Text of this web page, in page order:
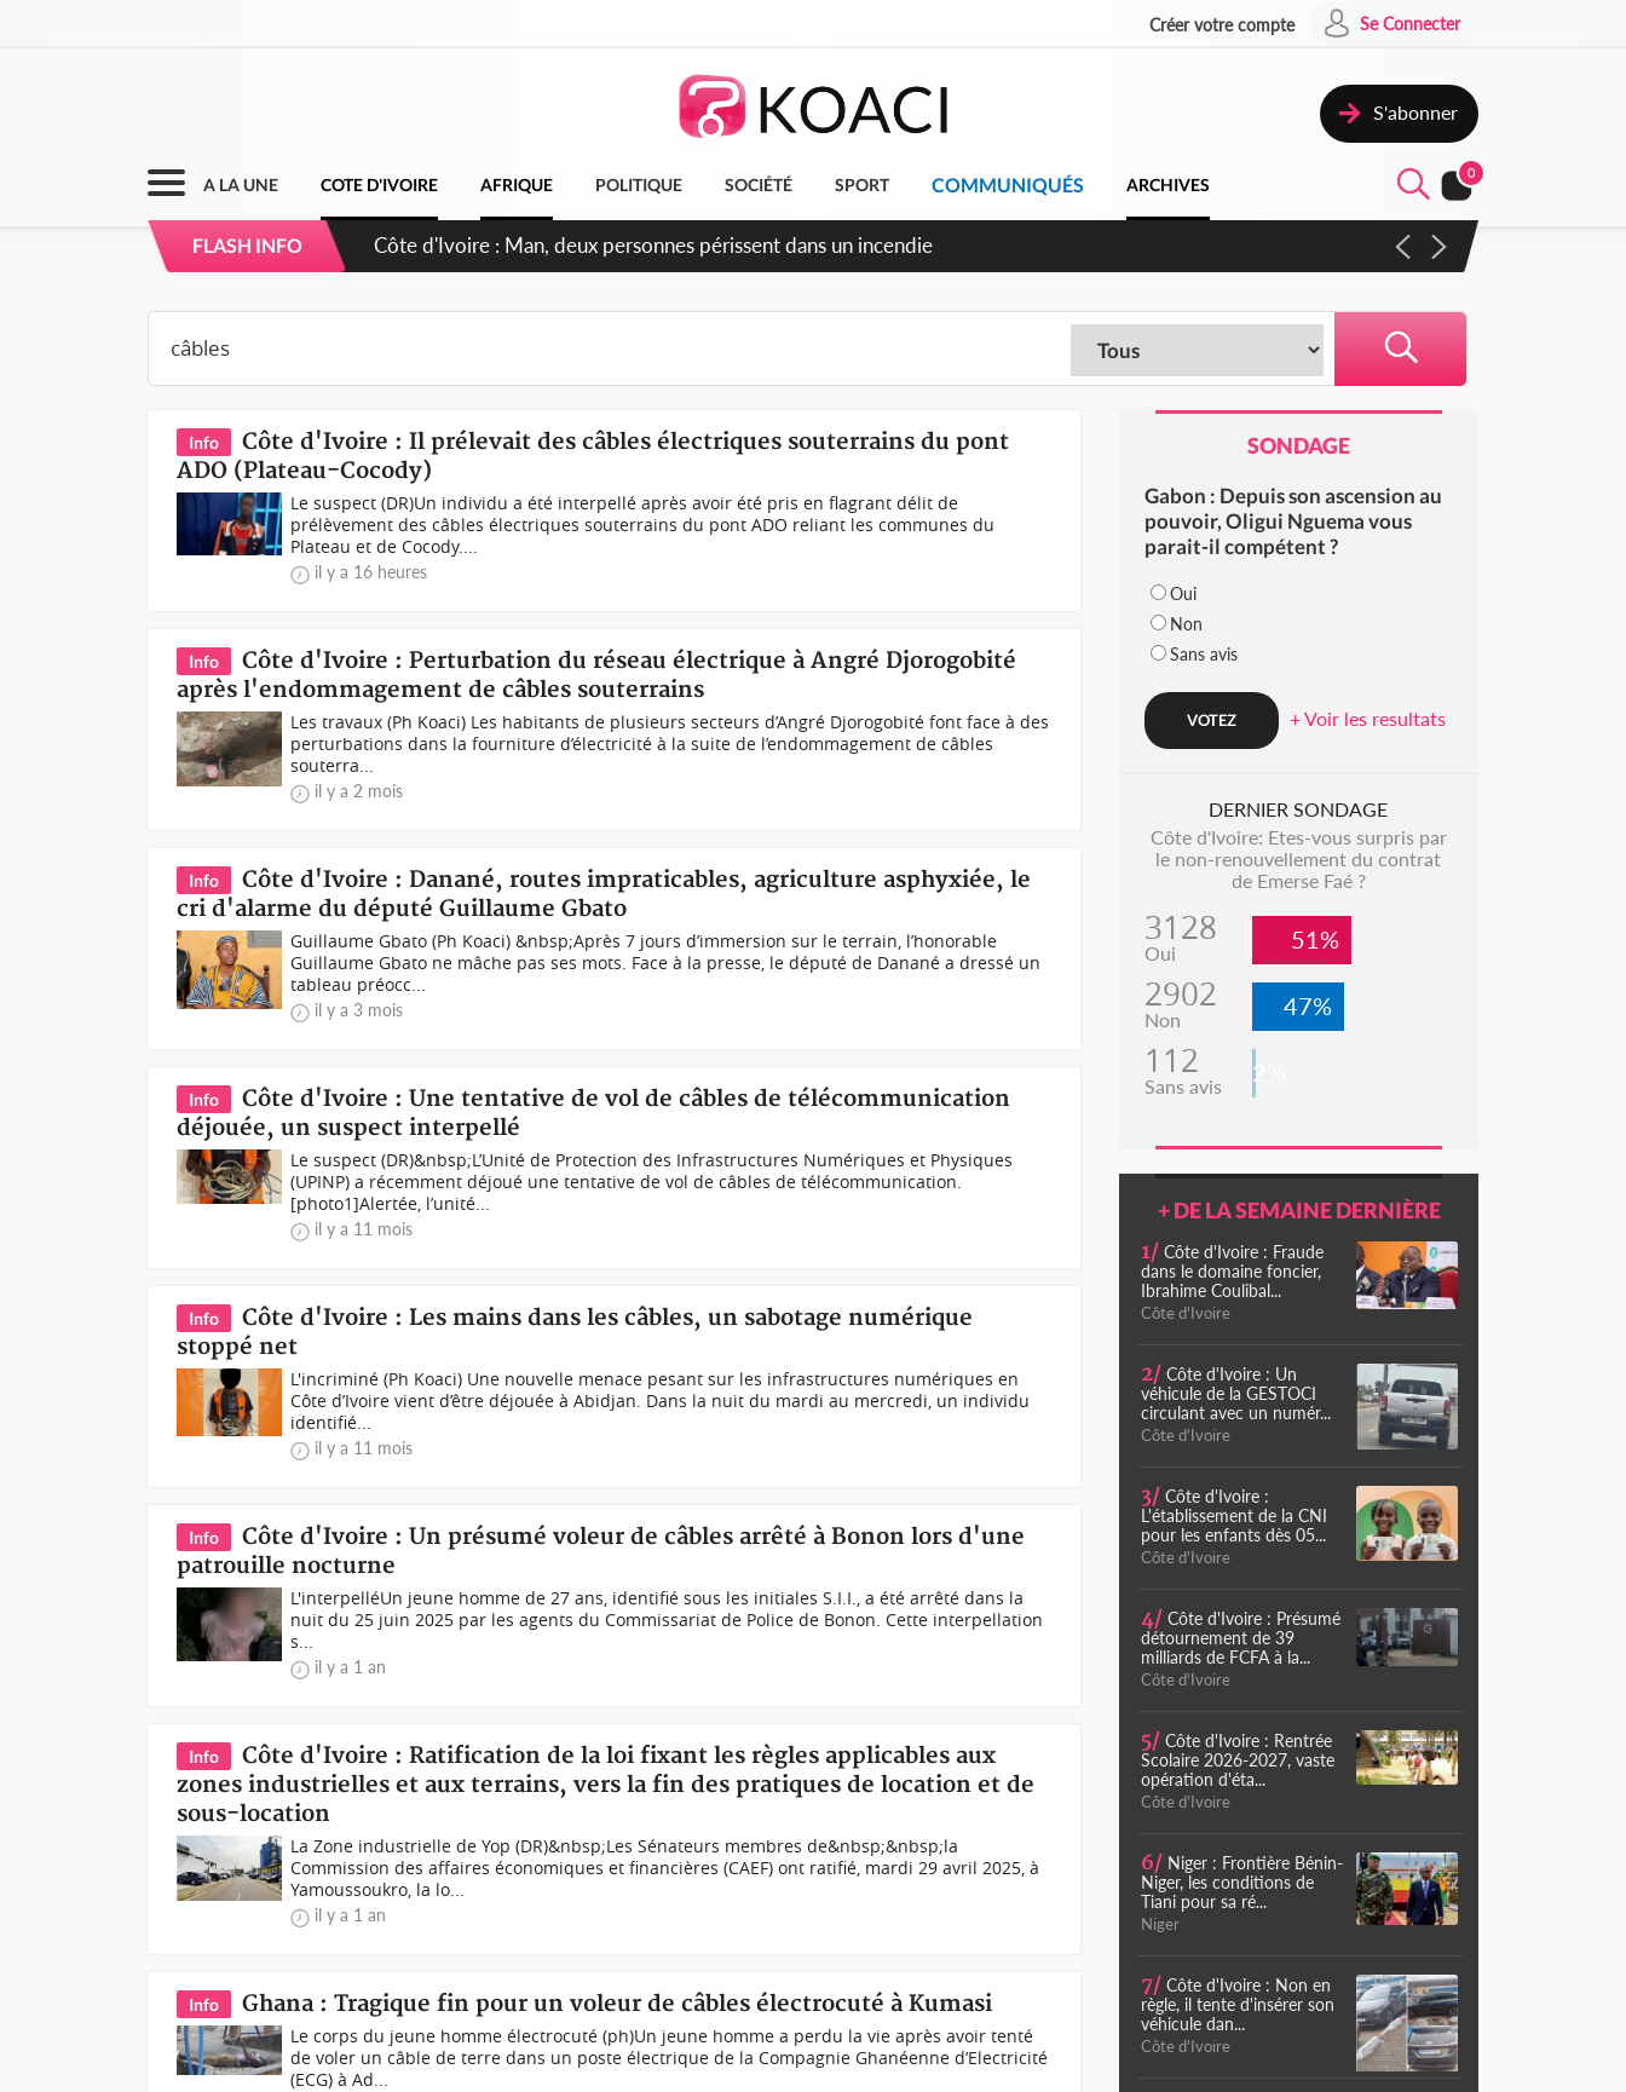
Créer votre compte Se Connecter
S'abonner
A LA UNE COTE D'IVOIRE AFRIQUE POLITIQUE SOCIÉTÉ SPORT COMMUNIQUÉS ARCHIVES
0
FLASH INFO Côte d'Ivoire : Man, deux personnes périssent dans un incendie
Info
Côte d'Ivoire : Il prélevait des câbles électriques souterrains du pont
ADO (Plateau-Cocody)
Le suspect (DR)Un individu a été interpellé après avoir été pris en flagrant délit de
prélèvement des câbles électriques souterrains du pont ADO reliant les communes du
Plateau et de Cocody....
il y a 16 heures
Info
Côte d'Ivoire : Perturbation du réseau électrique à Angré Djorogobité
après l'endommagement de câbles souterrains
Les travaux (Ph Koaci) Les habitants de plusieurs secteurs d’Angré Djorogobité font face à des
perturbations dans la fourniture d’électricité à la suite de l’endommagement de câbles
souterra...
il y a 2 mois
Info
Côte d'Ivoire : Danané, routes impraticables, agriculture asphyxiée, le
cri d'alarme du député Guillaume Gbato
Guillaume Gbato (Ph Koaci) &nbsp;Après 7 jours d’immersion sur le terrain, l’honorable
Guillaume Gbato ne mâche pas ses mots. Face à la presse, le député de Danané a dressé un
tableau préocc...
il y a 3 mois
Info
Côte d'Ivoire : Une tentative de vol de câbles de télécommunication
déjouée, un suspect interpellé
Le suspect (DR)&nbsp;L’Unité de Protection des Infrastructures Numériques et Physiques
(UPINP) a récemment déjoué une tentative de vol de câbles de télécommunication.
[photo1]Alertée, l’unité...
il y a 11 mois
Info
Côte d'Ivoire : Les mains dans les câbles, un sabotage numérique
stoppé net
L'incriminé (Ph Koaci) Une nouvelle menace pesant sur les infrastructures numériques en
Côte d’Ivoire vient d’être déjouée à Abidjan. Dans la nuit du mardi au mercredi, un individu
identifié...
il y a 11 mois
Info
Côte d'Ivoire : Un présumé voleur de câbles arrêté à Bonon lors d'une
patrouille nocturne
L'interpelléUn jeune homme de 27 ans, identifié sous les initiales S.I.I., a été arrêté dans la
nuit du 25 juin 2025 par les agents du Commissariat de Police de Bonon. Cette interpellation
s...
il y a 1 an
Info
Côte d'Ivoire : Ratification de la loi fixant les règles applicables aux
zones industrielles et aux terrains, vers la fin des pratiques de location et de
sous-location
La Zone industrielle de Yop (DR)&nbsp;Les Sénateurs membres de&nbsp;&nbsp;la
Commission des affaires économiques et financières (CAEF) ont ratifié, mardi 29 avril 2025, à
Yamoussoukro, la lo...
il y a 1 an
Info Ghana : Tragique fin pour un voleur de câbles électrocuté à Kumasi
Le corps du jeune homme électrocuté (ph)Un jeune homme a perdu la vie après avoir tenté
de voler un câble de terre dans un poste électrique de la Compagnie Ghanéenne d’Electricité
(ECG) à Ad...
SONDAGE
Gabon : Depuis son ascension au
pouvoir, Oligui Nguema vous
parait-il compétent ?
Oui
Non
Sans avis
+ Voir les resultats
DERNIER SONDAGE
Côte d'Ivoire: Etes-vous surpris par
le non-renouvellement du contrat
de Emerse Faé ?
3128
Oui 51%
2902
Non 47%
112
Sans avis 2%
+ DE LA SEMAINE DERNIÈRE
1/ Côte d'Ivoire : Fraude
dans le domaine foncier,
Ibrahime Coulibal...
Côte d'Ivoire
2/ Côte d'Ivoire : Un
véhicule de la GESTOCI
circulant avec un numér...
Côte d'Ivoire
3/ Côte d'Ivoire :
L'établissement de la CNI
pour les enfants dès 05...
Côte d'Ivoire
4/ Côte d'Ivoire : Présumé
détournement de 39
milliards de FCFA à la...
Côte d'Ivoire
5/ Côte d'Ivoire : Rentrée
Scolaire 2026-2027, vaste
opération d'éta...
Côte d'Ivoire
6/ Niger : Frontière Bénin-
Niger, les conditions de
Tiani pour sa ré...
Niger
7/ Côte d'Ivoire : Non en
règle, il tente d'insérer son
véhicule dan...
Côte d'Ivoire